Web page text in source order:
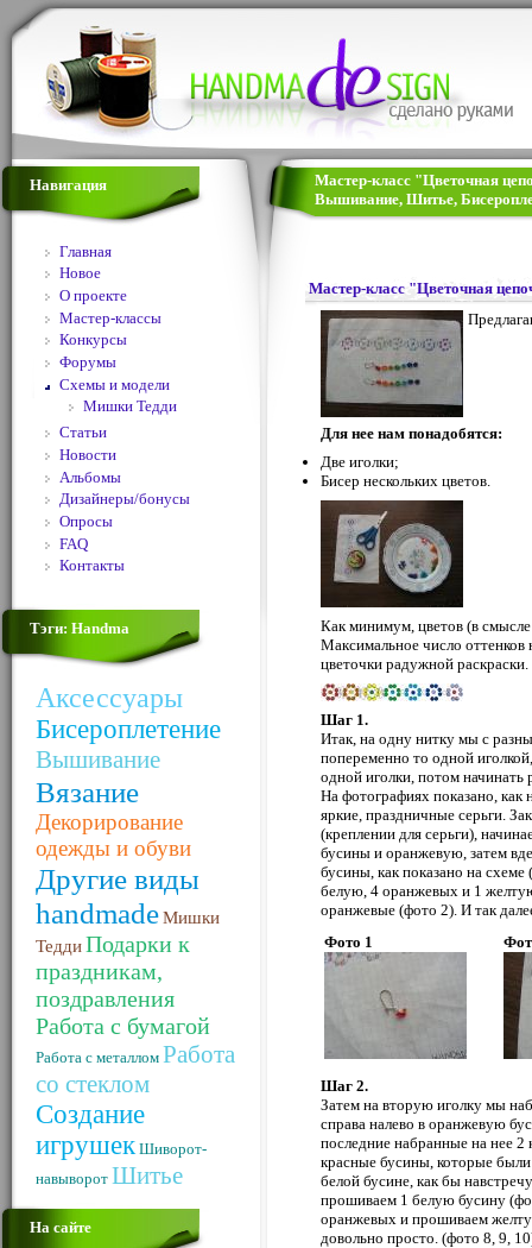
Навигация
Главная
Новое
О проекте
Мастер-классы
Конкурсы
Форумы
Схемы и модели
Мишки Тедди
Статьи
Новости
Альбомы
Дизайнеры/бонусы
Опросы
FAQ
Контакты
Тэги: Handma
Аксессуары
Бисероплетение
Вышивание
Вязание
Декорирование
одежды и обуви
Другие виды
handmadeМишки
ТеддиПодарки к
праздникам,
поздравления
Работа с бумагой
Работа с металлом Работа
со стеклом
Создание
игрушек Шиворот-
навыворот Шитье
На сайте
Мастер-класс "Цветочная
Вышивание, Шитье,
Мастер-класс "Цветочная
Для нее нам понадобятся:
Две иголки;
Бисер нескольких цветов.
Как минимум, цветов (в
Максимальное число оттенков
цветочки радужной раскраски.
Шаг 1.
Итак, на одну нитку мы с
попеременно то одной
одной иголки, потом начинать
На фотографиях показано, как
яркие, праздничные серьги.
(креплении для серьги),
бусины и оранжевую, затем
бусины, как показано на
белую, 4 оранжевых и 1
оранжевые (фото 2). И так
Фото 1
Шаг 2.
Затем на вторую иголку мы
справа налево в оранжевую
последние набранные на нее
красные бусины, которые
белой бусине, как бы
прошиваем 1 белую бусину
оранжевых и прошиваем
довольно просто. (фото 8, 9,